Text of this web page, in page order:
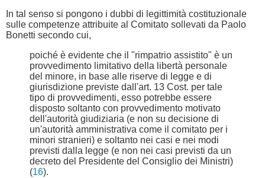
In tal senso si pongono i dubbi di legittimità costituzionale
sulle competenze attribuite al Comitato sollevati da Paolo
Bonetti secondo cui,
poiché è evidente che il "rimpatrio assistito" è un
provvedimento limitativo della libertà personale
del minore, in base alle riserve di legge e di
giurisdizione previste dall'art. 13 Cost. per tale
tipo di provvedimenti, esso potrebbe essere
disposto soltanto con provvedimento motivato
dell'autorità giudiziaria (e non su decisione di
un'autorità amministrativa come il comitato per i
minori stranieri) e soltanto nei casi e nei modi
previsti dalla legge (e non nei casi previsti da un
decreto del Presidente del Consiglio dei Ministri)
(16).